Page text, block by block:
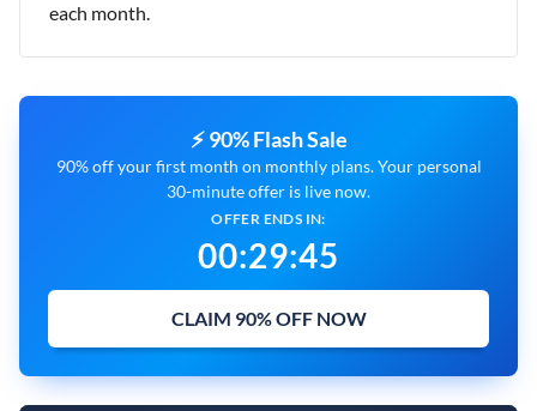
each month.
⚡ 90% Flash Sale
90% off your first month on monthly plans. Your personal
30-minute offer is live now.
OFFER ENDS IN:
00:29:44
CLAIM 90% OFF NOW